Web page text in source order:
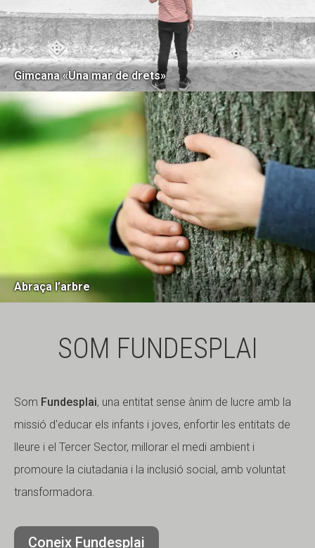
Gimcana «Una mar de drets»
Abraça l’arbre
SOM FUNDESPLAI
Som Fundesplai, una entitat sense ànim de lucre amb la
missió d'educar els infants i joves, enfortir les entitats de
lleure i el Tercer Sector, millorar el medi ambient i
promoure la ciutadania i la inclusió social, amb voluntat
transformadora.
Coneix Fundesplai